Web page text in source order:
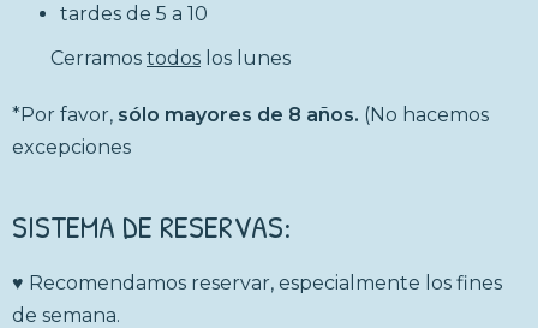
tardes de 5 a 10
Cerramos todos los lunes
*Por favor, sólo mayores de 8 años. (No hacemos
excepciones
SISTEMA DE RESERVAS:
♥ Recomendamos reservar, especialmente los fines
de semana.